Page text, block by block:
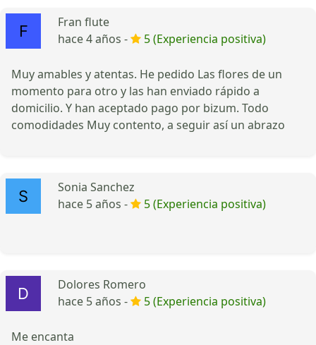
Fran flute
hace 4 años -
5 (Experiencia positiva)
Muy amables y atentas. He pedido Las flores de un
momento para otro y las han enviado rápido a
domicilio. Y han aceptado pago por bizum. Todo
comodidades Muy contento, a seguir así un abrazo
Sonia Sanchez
hace 5 años -
5 (Experiencia positiva)
Dolores Romero
hace 5 años -
5 (Experiencia positiva)
Me encanta